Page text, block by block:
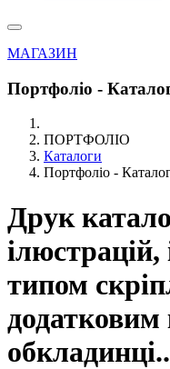
МАГАЗИН
Портфоліо -
ПОРТФОЛІО
Каталоги
Портфоліо -
Друк
ілюстрацій,
типом